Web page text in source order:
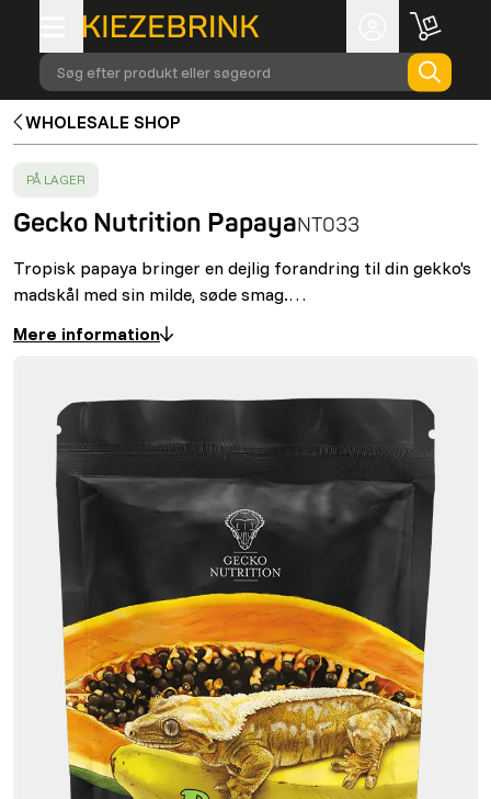
Søg efter produkt eller søgeord
WHOLESALE SHOP
SUCCESS
PÅ LAGER
Gecko Nutrition PapayaNT033
Tropisk papaya bringer en dejlig forandring til din gekko's
madskål med sin milde, søde smag.…
Mere information